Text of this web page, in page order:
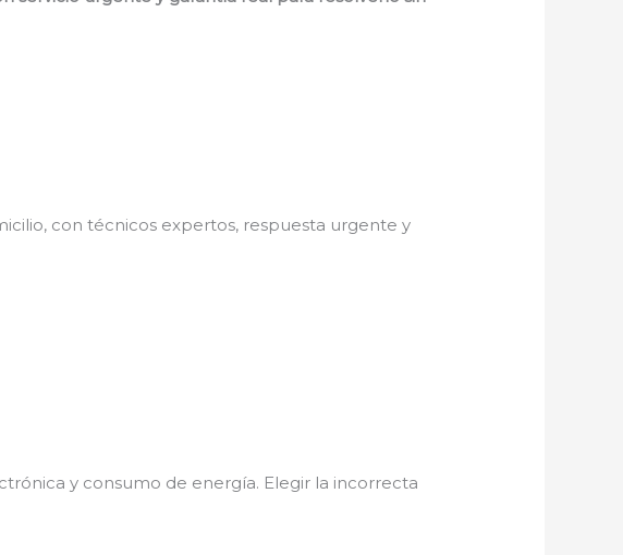
con técnicos expertos, respuesta urgente y
y consumo de energía. Elegir la incorrecta